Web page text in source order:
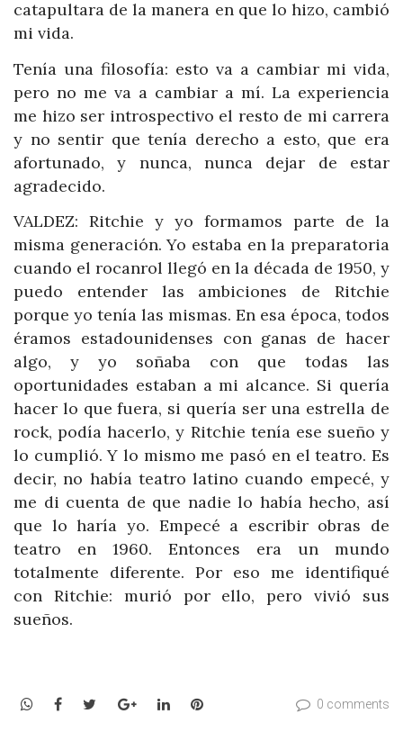
catapultara de la manera en que lo hizo, cambió
mi vida.
Tenía una filosofía: esto va a cambiar mi vida,
pero no me va a cambiar a mí. La experiencia
me hizo ser introspectivo el resto de mi carrera
y no sentir que tenía derecho a esto, que era
afortunado, y nunca, nunca dejar de estar
agradecido.
VALDEZ: Ritchie y yo formamos parte de la
misma generación. Yo estaba en la preparatoria
cuando el rocanrol llegó en la década de 1950, y
puedo entender las ambiciones de Ritchie
porque yo tenía las mismas. En esa época, todos
éramos estadounidenses con ganas de hacer
algo, y yo soñaba con que todas las
oportunidades estaban a mi alcance. Si quería
hacer lo que fuera, si quería ser una estrella de
rock, podía hacerlo, y Ritchie tenía ese sueño y
lo cumplió. Y lo mismo me pasó en el teatro. Es
decir, no había teatro latino cuando empecé, y
me di cuenta de que nadie lo había hecho, así
que lo haría yo. Empecé a escribir obras de
teatro en 1960. Entonces era un mundo
totalmente diferente. Por eso me identifiqué
con Ritchie: murió por ello, pero vivió sus
sueños.
WhatsApp
Facebook
TwitterGoogle+LinkedInPinterest 0 comments